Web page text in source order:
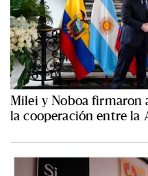
Milei y Noboa firmaron
la cooperación entre la